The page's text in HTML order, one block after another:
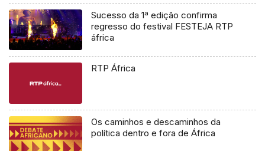
Sucesso da 1ª edição confirma
regresso do festival FESTEJA RTP
áfrica
RTP África
Os caminhos e descaminhos da
política dentro e fora de África